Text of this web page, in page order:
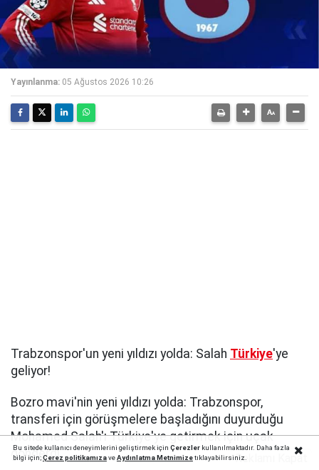
Yayınlanma: 05 Ağustos 2026 10:26
Trabzonspor'un yeni yıldızı yolda: Salah Türkiye'ye
geliyor!
Bozro mavi'nin yeni yıldızı yolda: Trabzonspor,
transferi için görüşmelere başladığını duyurduğu
Mohamed Salah'ı Türkiye'ye getirmek için uçak
gönderdi.
Bu sitede kullanıcı deneyimlerini geliştirmek için Çerezlerkullanılmaktadır. Daha fazla
bilgi için;Çerez politikamızaveAydınlatma Metnimizetıklayabilirsiniz.Reklamı Kapat